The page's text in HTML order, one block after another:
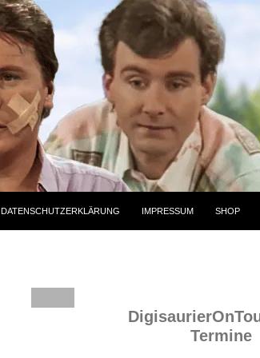
DATENSCHUTZERKLÄRUNG IMPRESSUM SHOP
Termine